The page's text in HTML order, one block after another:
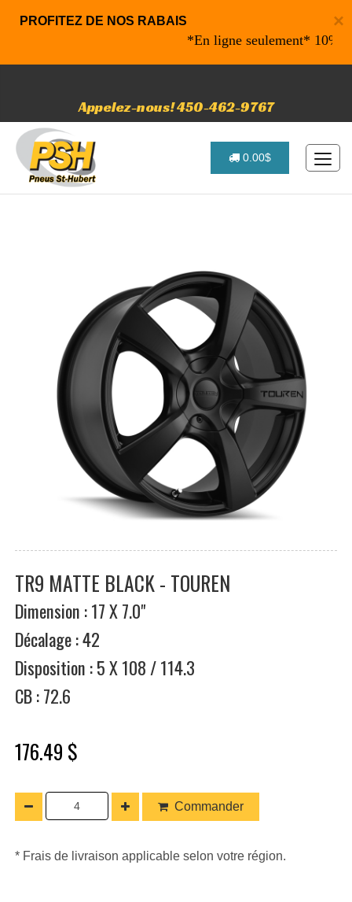
×
PROFITEZ DE NOS RABAIS
*En ligne seulement* 10% de
Appelez-nous! 450-462-9767
0.00$
TR9 MATTE BLACK - TOUREN
Dimension : 17 X 7.0"
Décalage : 42
Disposition : 5 X 108 / 114.3
CB : 72.6
176.49 $
Commander
* Frais de livraison applicable selon votre région.